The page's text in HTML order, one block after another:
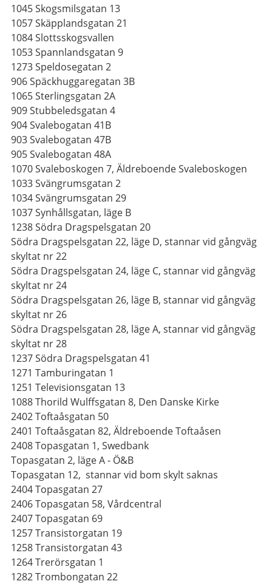
1045 Skogsmilsgatan 13
1057 Skäpplandsgatan 21
1084 Slottsskogsvallen
1053 Spannlandsgatan 9
1273 Speldosegatan 2
906 Späckhuggaregatan 3B
1065 Sterlingsgatan 2A
909 Stubbeledsgatan 4
904 Svalebogatan 41B
903 Svalebogatan 47B
905 Svalebogatan 48A
1070 Svaleboskogen 7, Äldreboende Svaleboskogen
1033 Svängrumsgatan 2
1034 Svängrumsgatan 29
1037 Synhållsgatan, läge B
1238 Södra Dragspelsgatan 20
Södra Dragspelsgatan 22, läge D, stannar vid gångväg
skyltat nr 22
Södra Dragspelsgatan 24, läge C, stannar vid gångväg
skyltat nr 24
Södra Dragspelsgatan 26, läge B, stannar vid gångväg
skyltat nr 26
Södra Dragspelsgatan 28, läge A, stannar vid gångväg
skyltat nr 28
1237 Södra Dragspelsgatan 41
1271 Tamburingatan 1
1251 Televisionsgatan 13
1088 Thorild Wulffsgatan 8, Den Danske Kirke
2402 Toftaåsgatan 50
2401 Toftaåsgatan 82, Äldreboende Toftaåsen
2408 Topasgatan 1, Swedbank
Topasgatan 2, läge A - Ö&B
Topasgatan 12, stannar vid bom skylt saknas
2404 Topasgatan 27
2406 Topasgatan 58, Vårdcentral
2407 Topasgatan 69
1257 Transistorgatan 19
1258 Transistorgatan 43
1264 Trerörsgatan 1
1282 Trombongatan 22